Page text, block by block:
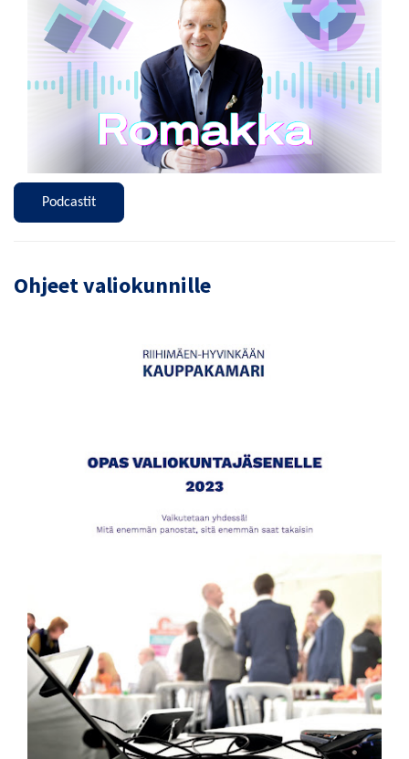
Podcastit
Ohjeet valiokunnille